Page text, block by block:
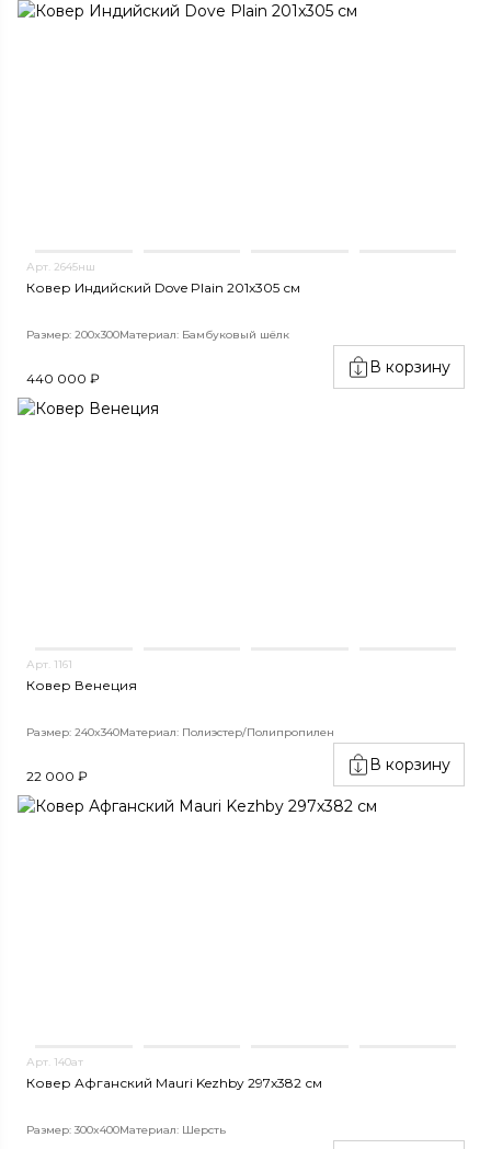
Арт. 2645нш
Ковер Индийский Dove Plain 201x305 см
Размер: 200x300Материал: Бамбуковый шёлк
440 000 ₽
В корзину
Арт. 1161
Ковер Венеция
Размер: 240x340Материал: Полиэстер/Полипропилен
22 000 ₽
В корзину
Арт. 140ат
Ковер Афганский Mauri Kezhby 297x382 см
Размер: 300x400Материал: Шерсть